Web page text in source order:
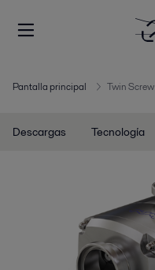
Pantalla principal Twin Screw
Descargas Tecnología